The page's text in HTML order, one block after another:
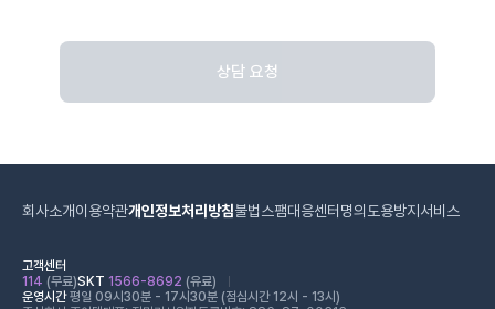
상담 요청
회사소개이용약관개인정보처리방침불법스팸대응센터 명의도용방지서비스
고객센터
114 (무료)SKT 1566-8692 (유료)
운영시간평일 09시30분 - 17시30분 (점심시간 12시 - 13시)